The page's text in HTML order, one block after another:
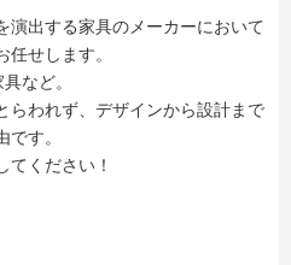
演出する家具のメーカーにおいて
せします。
など。
らわれず、デザインから設計まで
す。
てください！